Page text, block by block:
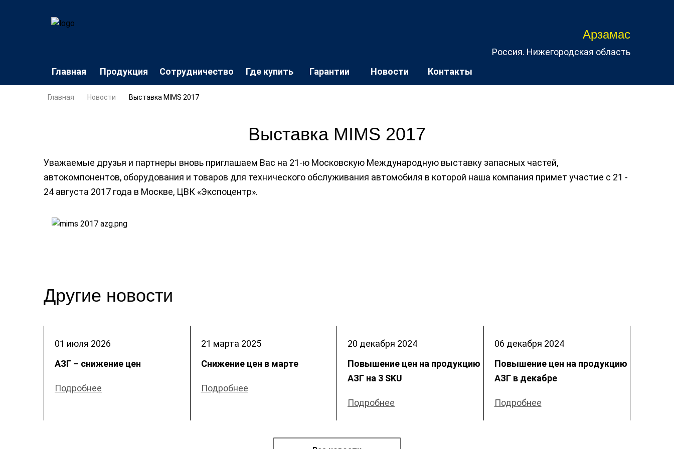
Арзамас
Россия. Нижегородская область
Главная
Продукция Сотрудничество Где купить Гарантии Новости Контакты
Главная Новости Выставка MIMS 2017
Выставка MIMS 2017
Уважаемые друзья и партнеры вновь приглашаем Вас на 21-ю Московскую Международную выставку запасных частей,
автокомпонентов, оборудования и товаров для технического обслуживания автомобиля в которой наша компания примет участие с 21 -
24 августа 2017 года в Москве, ЦВК «Экспоцентр».
Другие новости
01 июля 2026
АЗГ – снижение цен
Подробнее
21 марта 2025
Снижение цен в марте
Подробнее
20 декабря 2024
Повышение цен на продукцию
АЗГ на 3 SKU
Подробнее
06 декабря 2024
Повышение цен на продукцию
АЗГ в декабре
Подробнее